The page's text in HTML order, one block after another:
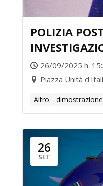
POLIZIA
26/09/2025 h.
Piazza Unità
Altro dimostrazione
26
SET